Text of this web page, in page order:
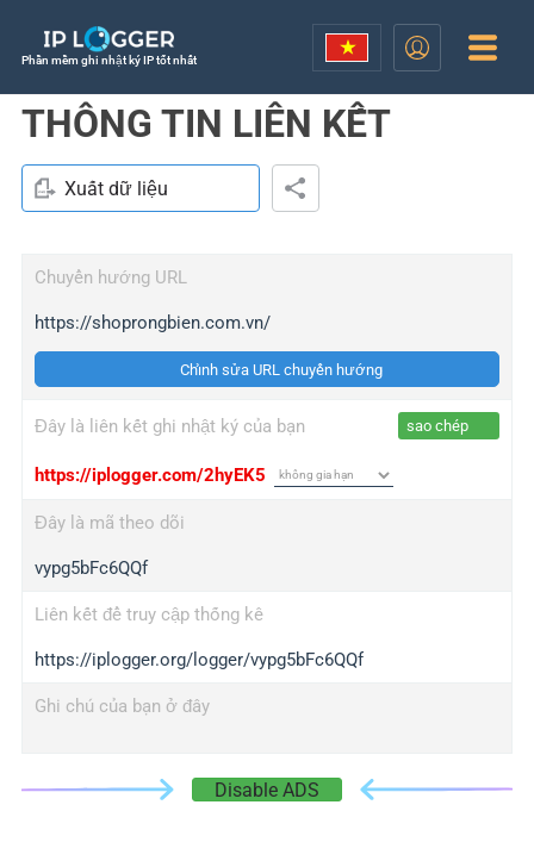
Phần mềm ghi nhật ký IP tốt nhất
THÔNG TIN LIÊN KẾT
Xuất dữ liệu
Chuyển hướng URL
https://shoprongbien.com.vn/
Chỉnh sửa URL chuyển hướng
Đây là liên kết ghi nhật ký của bạn sao chép
https://iplogger.com/2hyEK5
Đây là mã theo dõi
vypg5bFc6QQf
Liên kết để truy cập thống kê
https://iplogger.org/logger/vypg5bFc6QQf
Ghi chú của bạn ở đây
Disable ADS